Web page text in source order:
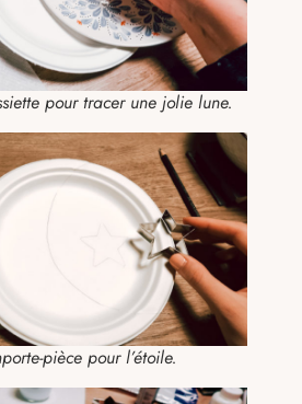
pour tracer une jolie lune.
pièce pour l’étoile.